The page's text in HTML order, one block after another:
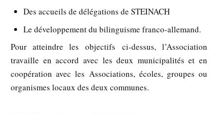
Des accueils de délégations de STEINACH
Le développement du bilinguisme franco-allemand.
Pour atteindre les objectifs ci-dessus, l’Association
travaille en accord avec les deux municipalités et en
coopération avec les Associations, écoles, groupes ou
organismes locaux des deux communes.